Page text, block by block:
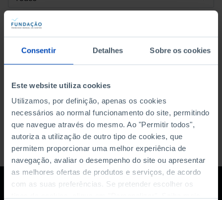
Consentir Detalhes Sobre os cookies
Este website utiliza cookies
Utilizamos, por definição, apenas os cookies
necessários ao normal funcionamento do site, permitindo
que navegue através do mesmo. Ao "Permitir todos",
autoriza a utilização de outro tipo de cookies, que
permitem proporcionar uma melhor experiência de
navegação, avaliar o desempenho do site ou apresentar
as melhores ofertas de produtos e serviços, de acordo
com as suas preferências. Se pretender escolher os
DATA DE INÍCIO
DATA DE FIM